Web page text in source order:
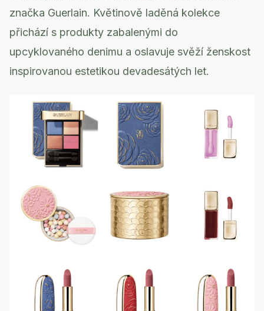
značka Guerlain. Květinově laděná kolekce
přichází s produkty zabalenými do
upcyklovaného denimu a oslavuje svěží ženskost
inspirovanou estetikou devadesátých let.